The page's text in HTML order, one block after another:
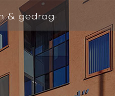
& gedrag